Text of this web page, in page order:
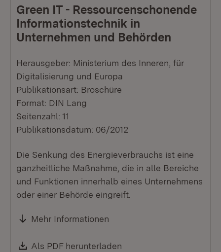
Green IT - Ressourcenschonende
Informationstechnik in
Unternehmen und Behörden
Herausgeber: Ministerium des Inneren, für
Digitalisierung und Europa
Publikationsart: Broschüre
Format: DIN Lang
Seitenzahl: 11
Publikationsdatum: 06/2012
Die Senkung des Energieverbrauchs ist eine
ganzheitliche Maßnahme, die in alle Bereiche
und Funktionen innerhalb eines Unternehmens
oder einer Behörde eingreift.
Mehr Informationen
Download:
Als PDF herunterladen